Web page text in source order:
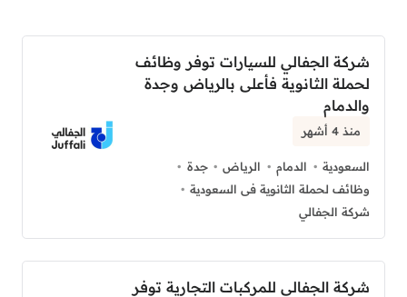
شركة الجفالي للسيارات توفر وظائف
لحملة الثانوية فأعلى بالرياض وجدة
والدمام
منذ 4 أشهر
السعودية الدمام الرياض
جدة
وظائف لحملة الثانوية فى السعودية
شركة الجفالي
شركة الجفالي للمركبات التجارية توفر